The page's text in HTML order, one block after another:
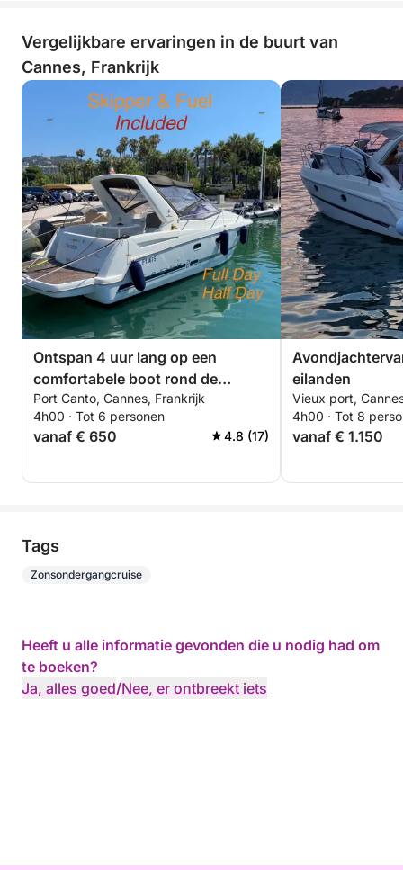
Vergelijkbare ervaringen in de buurt van
Cannes, Frankrijk
Ontspan 4 uur lang op een
comfortabele boot rond de
Lérins-eilanden. Speciale korting
voor stellen!
Port Canto, Cannes, Frankrijk
4h00 · Tot 6 personen
vanaf € 650 4.8 (17)
eilanden
Vieux port,
4h00 · Tot 8
vanaf € 1.150
Tags
Zonsondergangcruise
Heeft u alle informatie gevonden die u nodig had om
te boeken?
Ja, alles goed/Nee, er ontbreekt iets